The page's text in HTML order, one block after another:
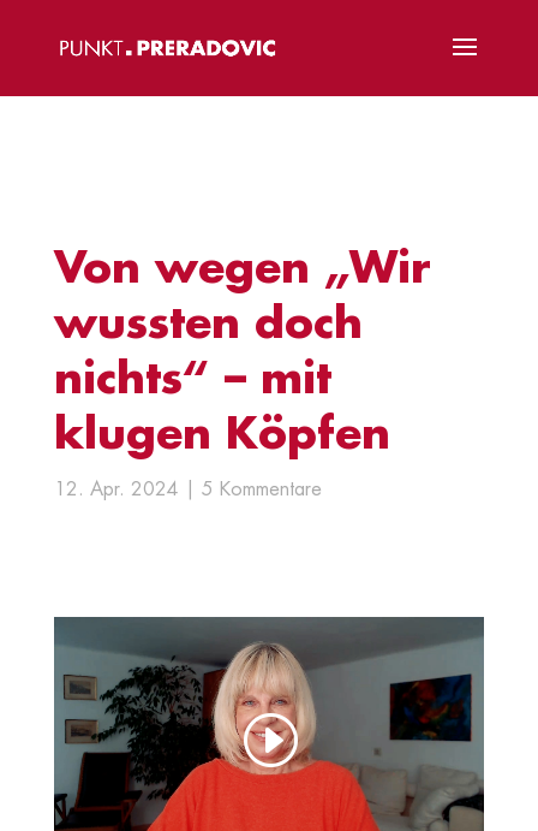
Von wegen „Wir
wussten doch
nichts“ – mit
klugen Köpfen
12. Apr. 2024 5 Kommentare